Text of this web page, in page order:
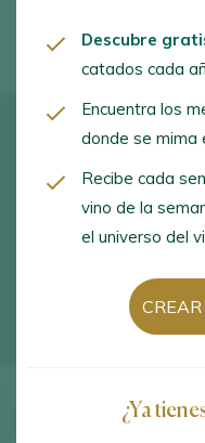
Vinos de la
Descubre
catados cada
Encuentra los
donde se mima
Recibe cada
vino de la
el universo del
¿Ya